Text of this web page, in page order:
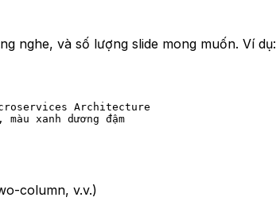
nghe, và số lượng slide mong muốn. Ví dụ:
Architecture
xanh dương đậm
column, v.v.)